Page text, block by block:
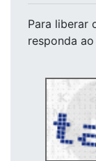
Para liberar
responda